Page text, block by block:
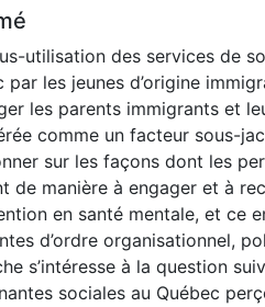
utilisation des services de
par les jeunes d’origine
les parents immigrants et
comme un facteur sous-
sur les façons dont les
de manière à engager et à
en santé mentale, et ce
d’ordre organisationnel,
s’intéresse à la question
sociales au Québec